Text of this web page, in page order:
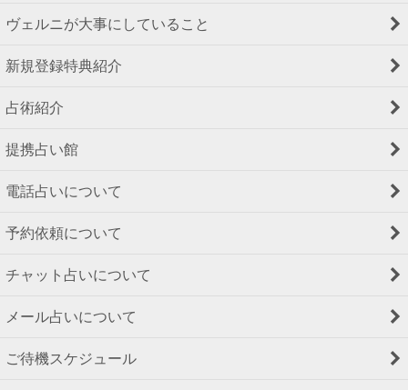
ヴェルニが大事にしていること
新規登録特典紹介
占術紹介
提携占い館
電話占いについて
予約依頼について
チャット占いについて
メール占いについて
ご待機スケジュール